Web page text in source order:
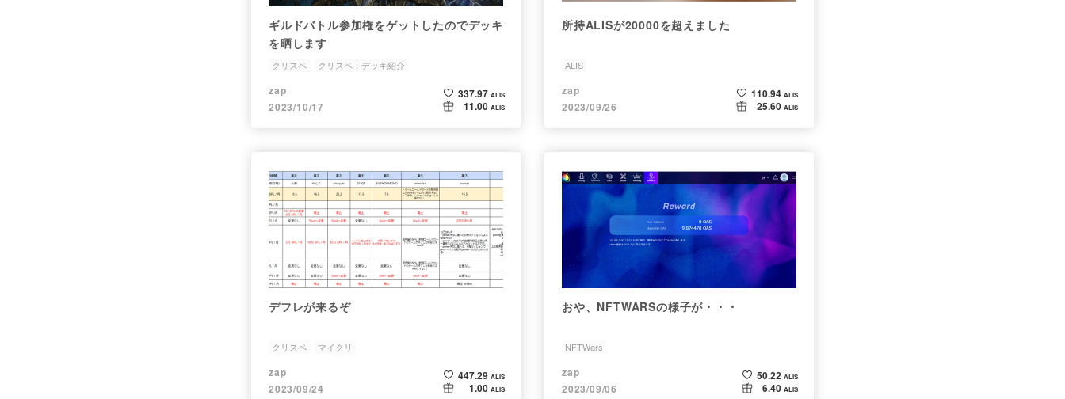
ギルドバトル参加権をゲットしたのでデッキ
を晒します
クリスペ クリスペ：デッキ紹介
zap
2023/10/17
337.97 ALIS
11.00 ALIS
所持ALISが20000を超えました
ALIS
zap
2023/09/26
110.94 ALIS
25.60 ALIS
デフレが来るぞ
クリスペ マイクリ
zap
2023/09/24
447.29 ALIS
1.00 ALIS
おや、NFTWARSの様子が・・・
NFTWars
zap
2023/09/06
50.22 ALIS
6.40 ALIS